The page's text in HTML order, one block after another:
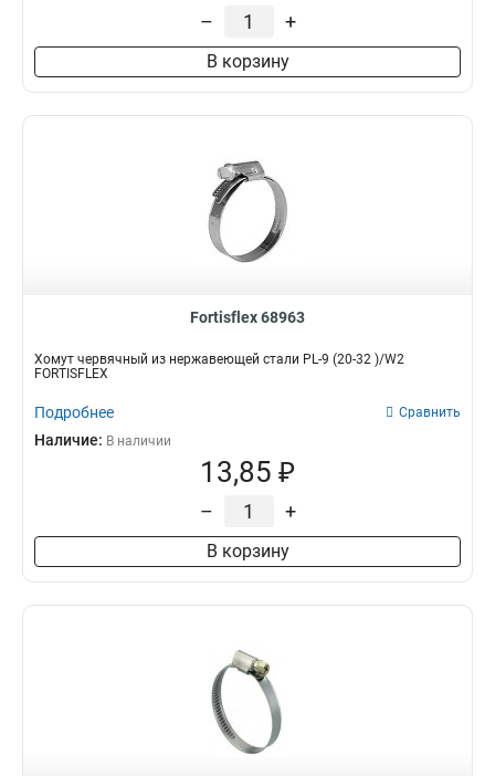
– +
В корзину
Fortisflex 68963
Хомут червячный из нержавеющей стали PL-9 (20-32 )/W2
FORTISFLEX
Подробнее Сравнить
Наличие: В наличии
13,85 ₽
– +
В корзину